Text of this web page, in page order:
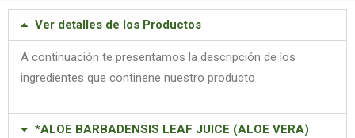
Ver detalles de los Productos
A continuación te presentamos la descripción de los
ingredientes que continene nuestro producto
*ALOE BARBADENSIS LEAF JUICE (ALOE VERA)